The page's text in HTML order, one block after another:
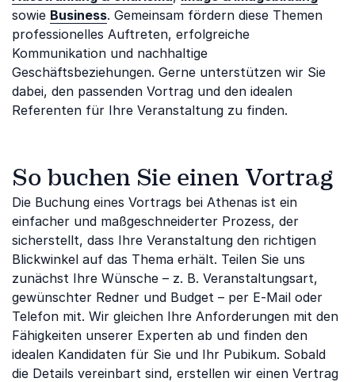
sowie Business. Gemeinsam fördern diese Themen
professionelles Auftreten, erfolgreiche
Kommunikation und nachhaltige
Geschäftsbeziehungen. Gerne unterstützen wir Sie
dabei, den passenden Vortrag und den idealen
Referenten für Ihre Veranstaltung zu finden.
So buchen Sie einen Vortrag
Die Buchung eines Vortrags bei Athenas ist ein
einfacher und maßgeschneiderter Prozess, der
sicherstellt, dass Ihre Veranstaltung den richtigen
Blickwinkel auf das Thema erhält. Teilen Sie uns
zunächst Ihre Wünsche – z. B. Veranstaltungsart,
gewünschter Redner und Budget – per E-Mail oder
Telefon mit. Wir gleichen Ihre Anforderungen mit den
Fähigkeiten unserer Experten ab und finden den
idealen Kandidaten für Sie und Ihr Pubikum. Sobald
die Details vereinbart sind, erstellen wir einen Vertrag